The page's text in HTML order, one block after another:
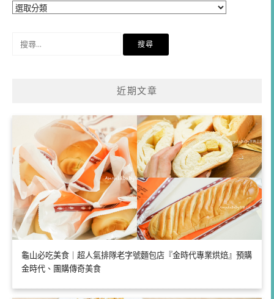
分
近期文章
龜山必吃美食｜超人氣排隊老字號麵包店『金時代專業烘焙』預購
金時代、團購傳奇美食